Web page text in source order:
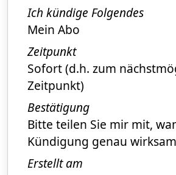
Ich kündige Folgendes
Mein Abo
Zeitpunkt
Sofort (d.h. zum
Zeitpunkt)
Bestätigung
Bitte teilen Sie mir mit,
Kündigung genau
Erstellt am